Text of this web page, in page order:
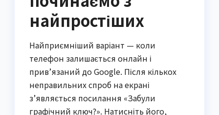
найпростіших
Найприємніший варіант — коли
телефон залишається онлайн і
прив’язаний до Google. Після кількох
неправильних спроб на екрані
з’являється посилання «Забули
графічний ключ?». Натисніть його,